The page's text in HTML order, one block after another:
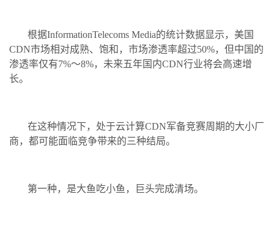
根据InformationTelecoms Media的统计数据显示，美国
CDN市场相对成熟、饱和，市场渗透率超过50%，但中国的
渗透率仅有7%～8%，未来五年国内CDN行业将会高速增
长。
在这种情况下，处于云计算CDN军备竞赛周期的大小厂
商，都可能面临竞争带来的三种结局。
第一种，是大鱼吃小鱼，巨头完成清场。